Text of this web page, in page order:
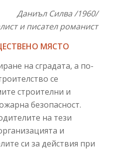
Даниъл Силва /1960/
и писател романист
МЯСТО
на сградата, а по-
се
строителни и
безопасност.
на тези
и
си за действия при